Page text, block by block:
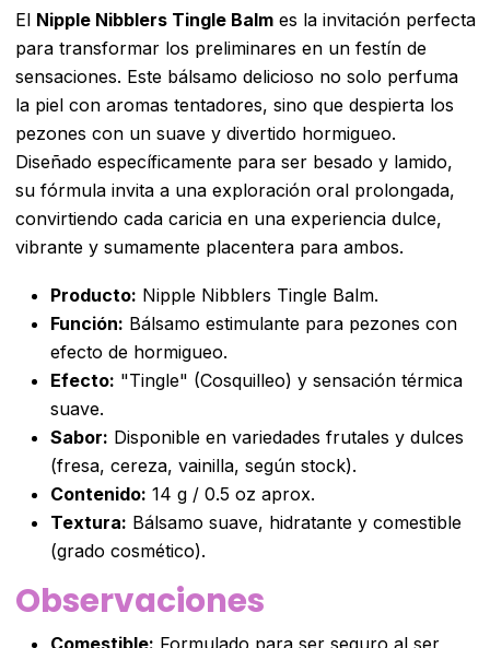
El Nipple Nibblers Tingle Balmes la invitación perfecta
para transformar los preliminares en un festín de
sensaciones. Este bálsamo delicioso no solo perfuma
la piel con aromas tentadores, sino que despierta los
pezones con un suave y divertido hormigueo.
Diseñado específicamente para ser besado y lamido,
su fórmula invita a una exploración oral prolongada,
convirtiendo cada caricia en una experiencia dulce,
vibrante y sumamente placentera para ambos.
Producto: Nipple Nibblers Tingle Balm.
Función: Bálsamo estimulante para pezones con
efecto de hormigueo.
Efecto: "Tingle" (Cosquilleo) y sensación térmica
suave.
Sabor: Disponible en variedades frutales y dulces
(fresa, cereza, vainilla, según stock).
Contenido: 14 g / 0.5 oz aprox.
Textura: Bálsamo suave, hidratante y comestible
(grado cosmético).
Observaciones
Comestible: Formulado para ser seguro al ser